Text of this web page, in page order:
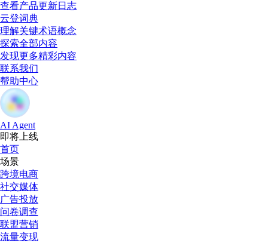
查看产品更新日志
云登词典
理解关键术语概念
探索全部内容
发现更多精彩内容
联系我们
帮助中心
AI Agent
即将上线
首页
场景
跨境电商
社交媒体
广告投放
问卷调查
联盟营销
流量变现